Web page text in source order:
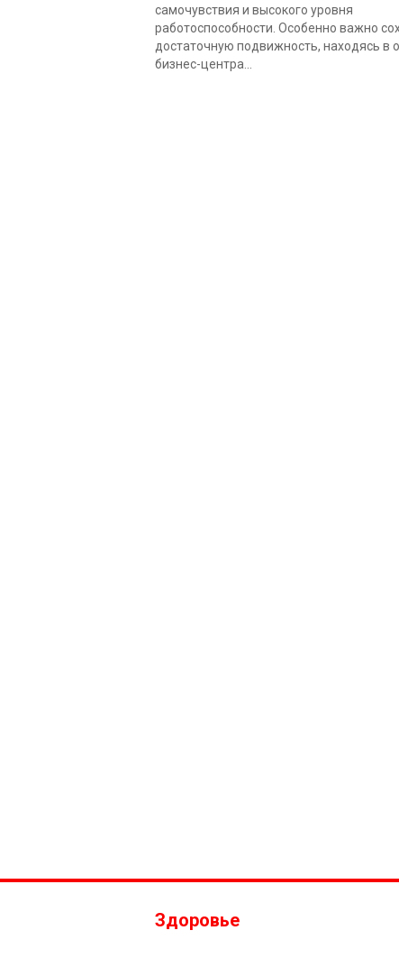
самочувствия и высокого уровня
работоспособности. Особенно важно
достаточную подвижность, находясь в
бизнес-центра...
Здоровье